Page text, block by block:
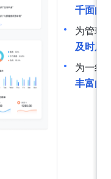
千面的
为管理
及时展
为一线
丰富的